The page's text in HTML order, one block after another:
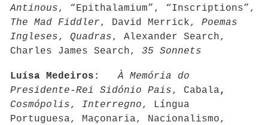
Antinous, “Epithalamium”, “Inscriptions”,
The Mad Fiddler, David Merrick, Poemas
Ingleses, Quadras, Alexander Search,
Charles James Search, 35 Sonnets
Luísa Medeiros:À Memória do
Presidente-Rei Sidónio Pais, Cabala,
Cosmópolis, Interregno, Língua
Portuguesa, Maçonaria, Nacionalismo,